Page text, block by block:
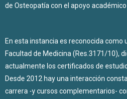
de Osteopatía con el apoyo académico
En esta instancia es reconocida como
Facultad de Medicina (Res.3171/10),
actualmente los certificados de
Desde 2012 hay una interacción
carrera -y cursos complementarios-